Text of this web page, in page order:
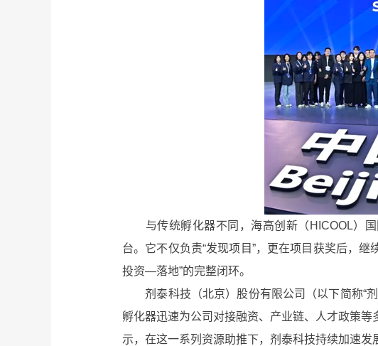
与传统孵化器不同，海高创新（HICOOL）国
台。它不仅负责“发现项目”，更在项目获奖后，
投资—落地”的完整闭环。
剂泰科技（北京）股份有限公司（以下简称“剂
孵化器迅速为公司对接融资、产业链、人才政策
示，在这一系列资源助推下，剂泰科技持续加速